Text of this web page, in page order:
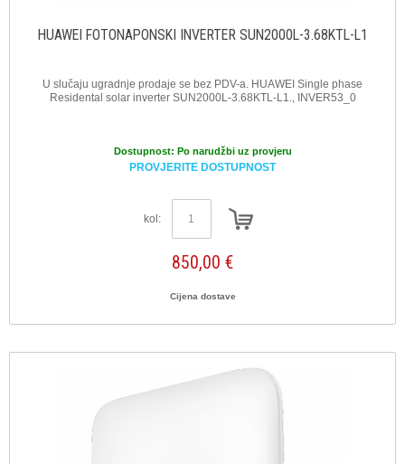
HUAWEI FOTONAPONSKI INVERTER SUN2000L-3.68KTL-L1
U slučaju ugradnje prodaje se bez PDV-a. HUAWEI Single phase
Residental solar inverter SUN2000L-3.68KTL-L1., INVER53_0
Dostupnost: Po narudžbi uz provjeru
PROVJERITE DOSTUPNOST
kol:
850,00 €
Cijena dostave